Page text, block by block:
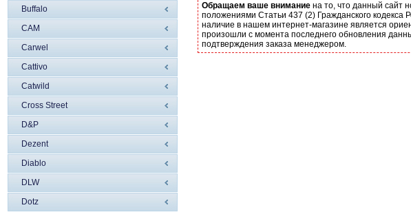
Buffalo
CAM
Carwel
Cattivo
Catwild
Cross Street
D&P
Dezent
Diablo
DLW
Dotz
Обращаем ваше внимание на то, что данный сайт
положениями Статьи 437 (2) Гражданского кодекса
наличие в нашем интернет-магазине является
произошли с момента последнего обновления
подтверждения заказа менеджером.